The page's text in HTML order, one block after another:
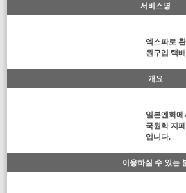
서비스명
엑스파로
원구입 택
개요
일본엔화
국원화 지
입니다.
이용하실 수 있는